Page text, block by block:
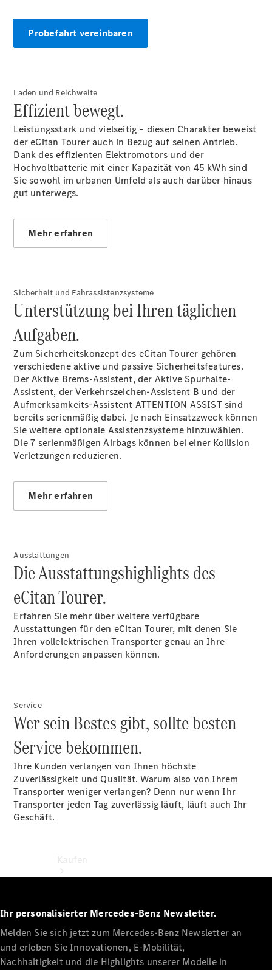
Marco Polo
Horizon
Probefahrt
Mercedes-
Benz Store
eSprinter
Alle
eSprinter
eSprinter
Pritschenwagen
Konfigurator
Probefahrt
Mercedes-
Benz Store
eVito
eVito
Kastenwagen
Konfigurator
Probefahrt
Benz Store
Mercedes-Benz Pkw
Kurzfristig
Probefahrt vereinbaren
Laden und Reichweite
Effizient bewegt.
Leistungsstark und vielseitig – diesen Charakter beweist
der eCitan Tourer auch in Bezug auf seinen Antrieb.
Dank des effizienten Elektromotors und der
Hochvoltbatterie mit einer Kapazität von 45 kWh sind
Sie sowohl im urbanen Umfeld als auch darüber hinaus
gut unterwegs.
Mehr erfahren
Sicherheit und Fahrassistenzsysteme
Unterstützung bei Ihren täglichen
Aufgaben.
Zum Sicherheitskonzept des eCitan Tourer gehören
verschiedene aktive und passive Sicherheitsfeatures.
Der Aktive Brems-Assistent, der Aktive Spurhalte-
Assistent, der Verkehrszeichen-Assistent B und der
Aufmerksamkeits-Assistent ATTENTION ASSISTsind
bereits serienmäßig dabei. Je nach Einsatzzweck können
Sie weitere optionale Assistenzsysteme hinzuwählen.
Die 7 serienmäßigen Airbags können bei einer Kollision
Verletzungen reduzieren.
Mehr erfahren
Ausstattungen
Die Ausstattungshighlights des
eCitan Tourer.
Erfahren Sie mehr über weitere verfügbare
Ausstattungen für den eCitan Tourer, mit denen Sie
Ihren vollelektrischen Transporter genau an Ihre
Anforderungen anpassen können.
Service
Wer sein Bestes gibt, sollte besten
Service bekommen.
Ihre Kunden verlangen von Ihnen höchste
Zuverlässigkeit und Qualität. Warum also von Ihrem
Transporter weniger verlangen? Denn nur wenn Ihr
Transporter jeden Tag zuverlässig läuft, läuft auch Ihr
Geschäft.
Ihr personalisierter Mercedes-Benz Newsletter.
Melden Sie sich jetzt zum Mercedes-Benz Newsletter an
und erleben Sie Innovationen, E-Mobilität,
Nachhaltigkeit und die Highlights unserer Modelle in